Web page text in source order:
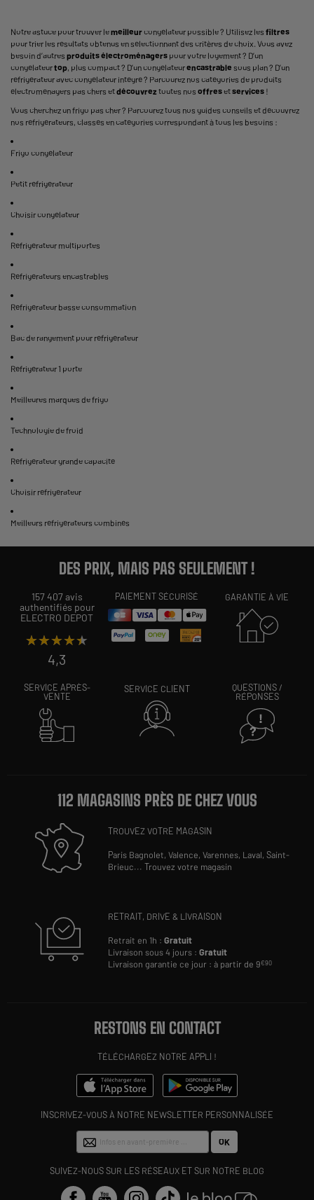
Notre astuce pour trouver lemeilleurcongélateur possible ? Utilisez les filtres
pour trier les résultats obtenus en sélectionnant des critères de choix. Vous avez
besoin d’autres produits électroménagers pour votre logement ? D’un
congélateurtop, plus compact ? D’un congélateurencastrable sous plan ? D’un
réfrigérateur avec congélateur intégré ? Parcourez nos catégories de produits
électroménagers pas chers etdécouvrez toutes nos offresetservices !
Vous cherchez un frigo pas cher ? Parcourez tous nos guides conseils et découvrez
nos réfrigérateurs, classés en catégories correspondant à tous les besoins :
Frigo congélateur
Petit réfrigérateur
Choisir congélateur
Réfrigérateur multiportes
Réfrigérateurs encastrables
Réfrigérateur basse consommation
Bac de rangement pour réfrigérateur
Réfrigérateur 1 porte
Meilleures marques de frigo
Technologie de froid
Réfrigérateur grande capacité
Choisir réfrigérateur
Meilleurs réfrigérateurs combinés
DES PRIX, MAIS PAS SEULEMENT !
157 407 avis
authentifiés pour
ELECTRO DEPOT
★★★★★
★★★★★
4,3
PAIEMENT SÉCURISÉ GARANTIE À VIE
SERVICE APRÈS-
VENTE
SERVICE CLIENT
QUESTIONS /
RÉPONSES
112 MAGASINS PRÈS DE CHEZ VOUS
TROUVEZ VOTRE MAGASIN
Paris Bagnolet,Valence,Varennes, Laval,Saint-
Brieuc...Trouvez votre magasin
RETRAIT, DRIVE & LIVRAISON
Retrait en 1h :Gratuit
Livraison sous 4 jours :Gratuit
Livraison garantie ce jour : à partir de 9€90
RESTONS EN CONTACT
TÉLÉCHARGEZ NOTRE APPLI !
INSCRIVEZ-VOUS À NOTRE NEWSLETTER PERSONNALISÉE
OK
SUIVEZ-NOUS SUR LES RÉSEAUX ET SUR NOTRE BLOG